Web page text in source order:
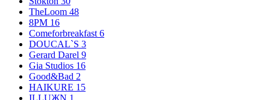
TheLoom 48
8PM 16
Comeforbreakfast 6
DOUCAL`S 3
Gerard Darel 9
Gia Studios 16
Good&Bad 2
HAIKURE 15
ILLUЖN 1